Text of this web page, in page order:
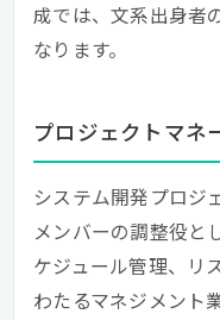
成では、文系出身者
なります。
プロジェクトマネ
システム開発プロジ
メンバーの調整役と
ケジュール管理、リ
わたるマネジメント